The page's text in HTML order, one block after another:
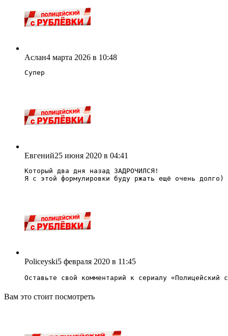
Аслан4 марта 2026 в 10:48
Супер
Евгений25 июня 2020 в 04:41
Который два дня назад ЗАДРОЧИЛСЯ!
Я с этой формулировки буду ржать ещё очень долго)
Policeyski5 февраля 2020 в 11:45
Оставьте свой комментарий к сериалу «Полицейский
Вам это стоит посмотреть